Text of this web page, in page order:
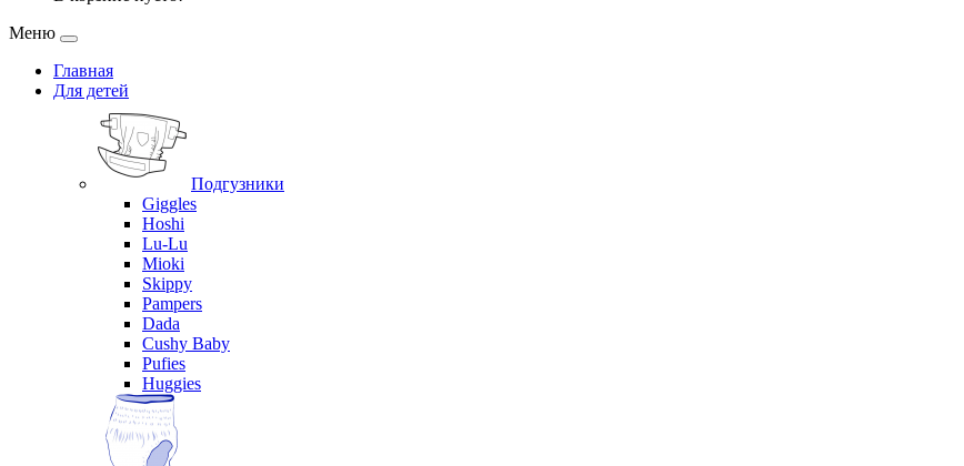
Меню
Главная
Для детей
Подгузники
Giggles
Hoshi
Lu-Lu
Mioki
Skippy
Pampers
Dada
Cushy Baby
Pufies
Huggies